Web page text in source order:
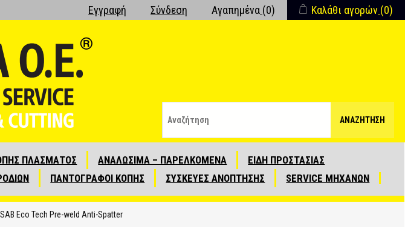
Εγγραφή Σύνδεση Αγαπημένα (0) Καλάθι αγορών (0)
ΑΝΑΖΉΤΗΣΗ
ΠΛΑΣΜΑΤΟΣ ΑΝΑΛΩΣΙΜΑ – ΠΑΡΕΛΚΟΜΕΝΑ
ΕΙΔΗ ΠΡΟΣΤΑΣΙΑΣ
ΠΑΝΤΟΓΡΑΦΟΙ ΚΟΠΗΣ ΣΥΣΚΕΥΕΣ ΑΝΟΠΤΗΣΗΣ SERVICE ΜΗΧΑΝΩΝ
Eco Tech Pre-weld Anti-Spatter